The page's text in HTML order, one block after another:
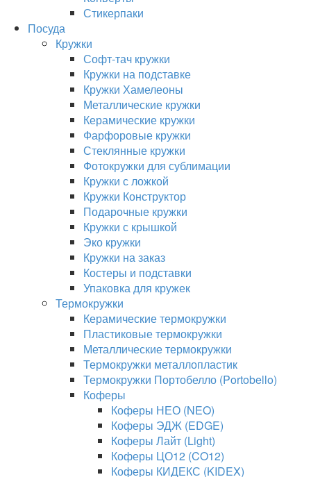
Стикерпаки
Посуда
Кружки
Софт-тач кружки
Кружки на подставке
Кружки Хамелеоны
Металлические кружки
Керамические кружки
Фарфоровые кружки
Стеклянные кружки
Фотокружки для сублимации
Кружки с ложкой
Кружки Конструктор
Подарочные кружки
Кружки с крышкой
Эко кружки
Кружки на заказ
Костеры и подставки
Упаковка для кружек
Термокружки
Керамические термокружки
Пластиковые термокружки
Металлические термокружки
Термокружки металлопластик
Термокружки Портобелло (Portobello)
Коферы
Коферы НЕО (NEO)
Коферы ЭДЖ (EDGE)
Коферы Лайт (Light)
Коферы ЦО12 (CO12)
Коферы КИДЕКС (KIDEX)